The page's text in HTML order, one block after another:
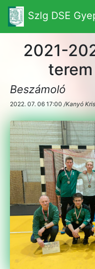
Szlg DSE
2021-
Beszámoló
2022. 07. 06 17:00 /Kanyó